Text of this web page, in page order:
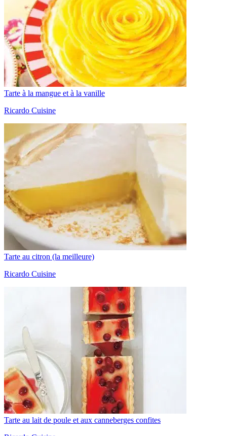
Tarte à la mangue et à la vanille
Ricardo Cuisine
Tarte au citron (la meilleure)
Ricardo Cuisine
Tarte au lait de poule et aux canneberges confites